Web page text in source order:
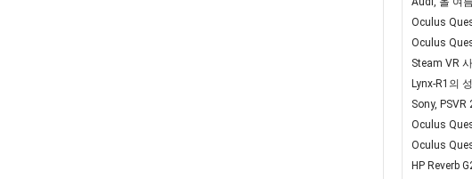
3가지 타입별 VR승마체험가능(안전한 VR스포츠 승